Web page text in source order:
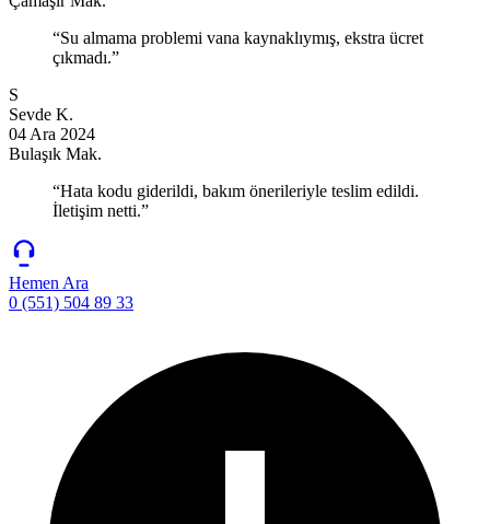
“Su almama problemi vana kaynaklıymış, ekstra ücret
çıkmadı.”
S
Sevde K.
04 Ara 2024
Bulaşık Mak.
“Hata kodu giderildi, bakım önerileriyle teslim edildi.
İletişim netti.”
Hemen Ara
0 (551) 504 89 33